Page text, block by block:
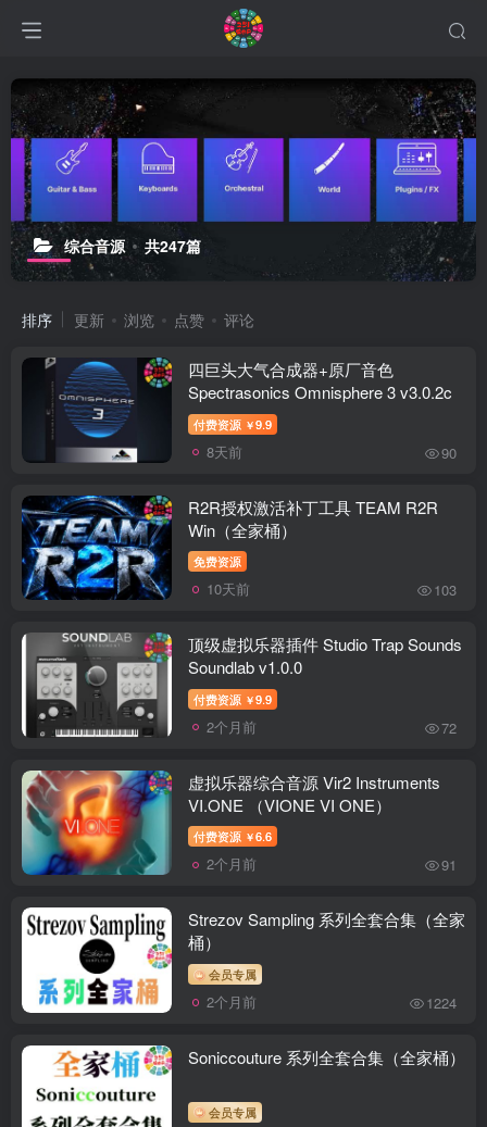
综合音源 共247篇
排序 更新 浏览 点赞 评论
四巨头大气合成器+原厂音色
Spectrasonics Omnisphere 3 v3.0.2c
付费资源 ￥9.9
8天前 90
R2R授权激活补丁工具 TEAM R2R
Win（全家桶）
免费资源
10天前 103
顶级虚拟乐器插件 Studio Trap Sounds
Soundlab v1.0.0
付费资源 ￥9.9
2个月前 72
虚拟乐器综合音源 Vir2 Instruments
VI.ONE （VIONE VI ONE）
付费资源 ￥6.6
2个月前 91
Strezov Sampling 系列全套合集（全家
桶）
会员专属
2个月前 1224
Soniccouture 系列全套合集（全家桶）
会员专属